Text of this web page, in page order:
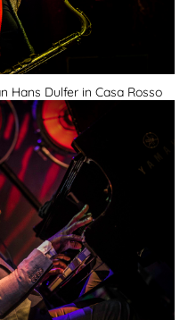
Hans Dulfer in Casa Rosso